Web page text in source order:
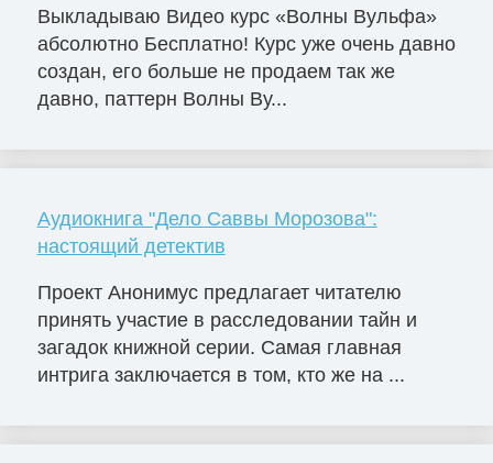
Выкладываю Видео курс «Волны Вульфа»
абсолютно Бесплатно! Курс уже очень давно
создан, его больше не продаем так же
давно, паттерн Волны Ву...
Аудиокнига "Дело Саввы Морозова":
настоящий детектив
Проект Анонимус предлагает читателю
принять участие в расследовании тайн и
загадок книжной серии. Самая главная
интрига заключается в том, кто же на ...